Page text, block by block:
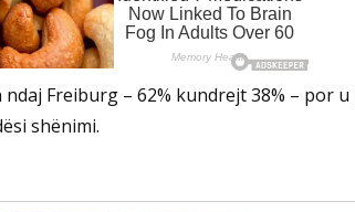
Freiburg – 62% kundrejt 38% – por
shënimi.